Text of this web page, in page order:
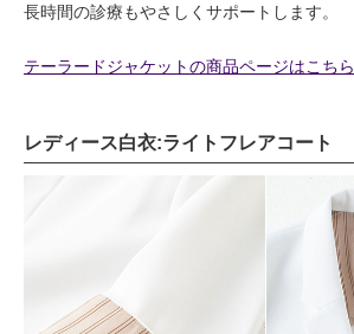
長時間の診療もやさしくサポートします。
テーラードジャケットの商品ページはこちら
レディース白衣:ライトフレアコート